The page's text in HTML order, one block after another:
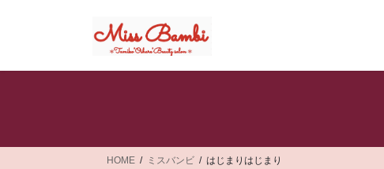
HOME ミスバンビ はじまりはじまり